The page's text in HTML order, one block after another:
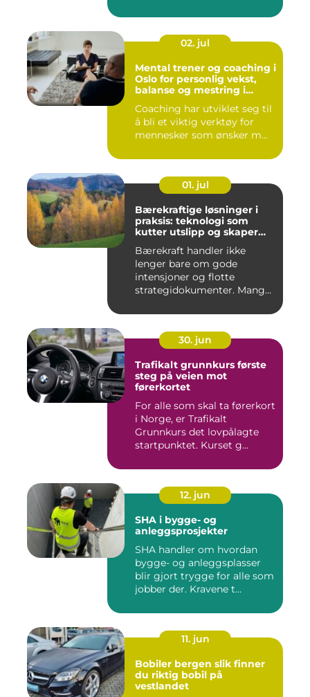
02. jul
Mental trener og coaching i
Oslo for personlig vekst,
balanse og mestring i
Coaching har utviklet seg til
å bli et viktig verktøy for
mennesker som ønsker m...
01. jul
Bærekraftige løsninger i
praksis: teknologi som
kutter utslipp og skaper
Bærekraft handler ikke
lenger bare om gode
intensjoner og flotte
strategidokumenter. Mange
30. jun
Trafikalt grunnkurs første
steg på veien mot
førerkortet
For alle som skal ta førerkort
i Norge, er Trafikalt
Grunnkurs det lovpålagte
startpunktet. Kurset g...
12. jun
SHA i bygge- og
anleggsprosjekter
SHA handler om hvordan
bygge- og anleggsplasser
blir gjort trygge for alle som
jobber der. Kravene t...
11. jun
Bobiler bergen slik finner
du riktig bobil på
vestlandet